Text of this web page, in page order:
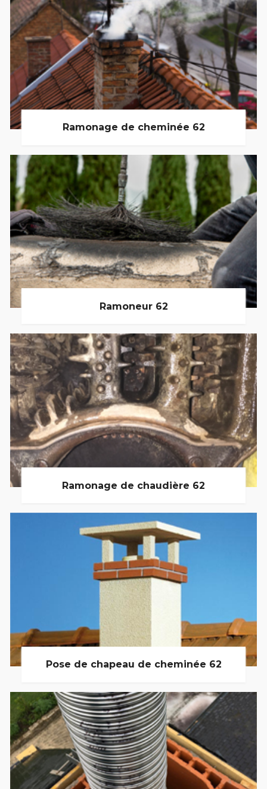
Ramonage de cheminée 62
Ramoneur 62
Ramonage de chaudière 62
Pose de chapeau de cheminée 62